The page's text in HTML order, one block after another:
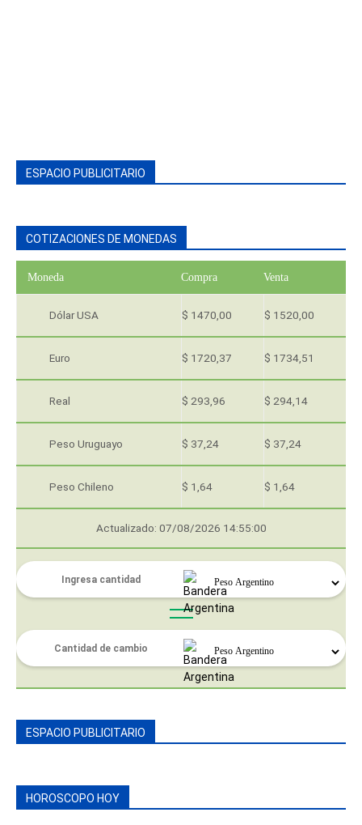
ESPACIO PUBLICITARIO
COTIZACIONES DE MONEDAS
Moneda Compra Venta
Dólar USA $ 1470,00 $ 1520,00
Euro $ 1720,37 $ 1734,51
Real $ 293,96 $ 294,14
Peso Uruguayo $ 37,24 $ 37,24
Peso Chileno $ 1,64 $ 1,64
Actualizado: 07/08/2026 14:55:00
ESPACIO PUBLICITARIO
HOROSCOPO HOY